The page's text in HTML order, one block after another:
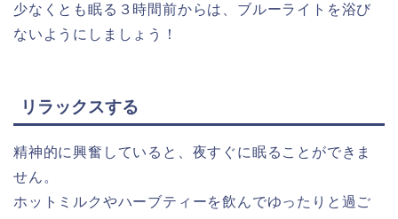
少なくとも眠る３時間前からは、ブルーライトを浴び
ないようにしましょう！
リラックスする
精神的に興奮していると、夜すぐに眠ることができま
せん。
ホットミルクやハーブティーを飲んでゆったりと過ご